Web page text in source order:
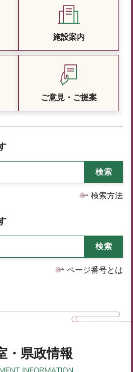
施設案内
ご意見・ご提案
検索方法
ページ番号とは
・県政情報